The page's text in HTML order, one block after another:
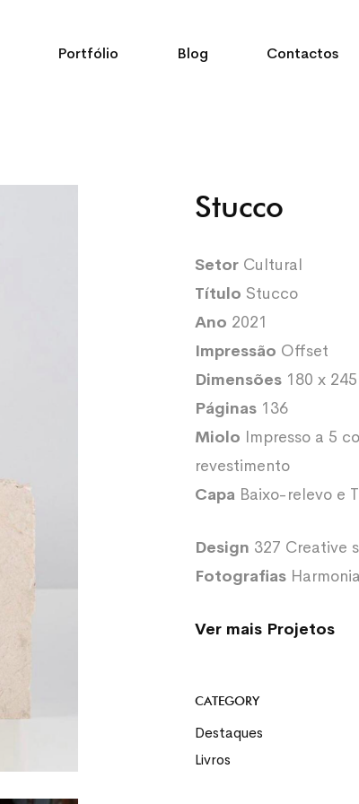
Portfólio Blog Contactos
Stucco
Setor Cultural
Título Stucco
Ano 2021
Impressão Offset
Dimensões 180 x
Páginas 136
Miolo Impresso a 5
revestimento
Capa Baixo-relevo e
Design 327 Creative
Fotografias
Ver mais Projetos
CATEGORY
Destaques
Livros